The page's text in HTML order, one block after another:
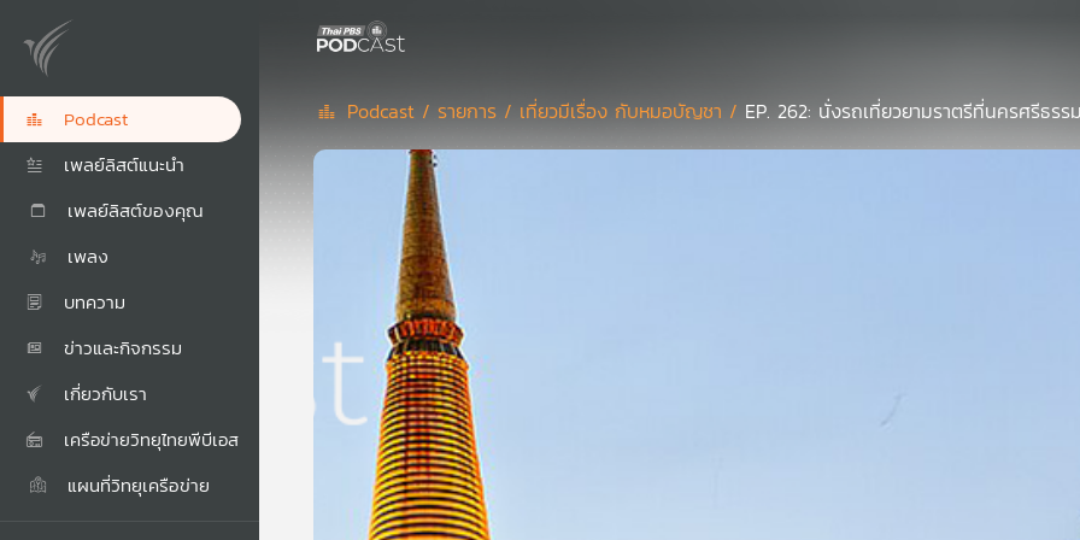
Podcast
เพลย์ลิสต์แนะนำ
เพลย์ลิสต์ของคุณ
เพลง
บทความ
ข่าวและกิจกรรม
เกี่ยวกับเรา
เครือข่ายวิทยุไทยพีบีเอส
แผนที่วิทยุเครือข่าย
Podcast / รายการ / เที่ยวมีเรื่อง กับหมอบัญชา / EP. 262: นั่งรถเที่ยวยามราตรีที่นครศรีธรร